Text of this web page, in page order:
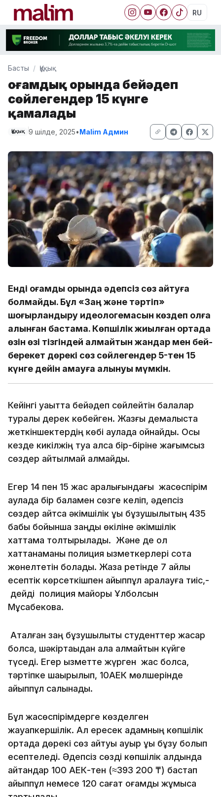
RU
Басты Құқық
Қоғамдық орында бейәдеп
сөйлегендер 15 күнге
қамалады
Құқық 9 шілде, 2025•Malim Админ
Енді қоғамдық орында әдепсіз сөз айтуға
болмайды. Бұл «Заң және тәртіп»
шоғырландыру идеологемасын көздеп қолға
алынған бастама. Көпшілік жиылған ортада
өзін өзі тізгіндей алмайтын жандар мен бей-
берекет дөрекі сөз сөйлегендер 5-тен 15
күнге дейін қамауға алынуы мүмкін.
Кейінгі уақытта бейәдеп сөйлейтін балалар
туралы дерек көбейген. Жазғы демалыста
жеткіншектердің көбі аулада ойнайды. Осы
кезде кикілжің туа қалса бір-біріне жағымсыз
сөздер айтылмай қалмайды.
Егер 14 пен 15 жас аралығындағы жасөспірім
аулада бір баламен сөзге келіп, әдепсіз
сөздер айтса әкімшілік құқық бұзушылықтың 435
бабы бойынша заңды өкіліне әкімшілік
хаттама толтырылады. Және де ол
хаттанаманы полиция қызметкерлері сотқа
жөнелтетін болады. Жаза ретінде 7 айлық
есептік көрсеткішпен айыппұл арқалауға тиіс,-
дейді полиция майоры Ұлболсын
Мұсабекова.
Аталған заң бұзушылықты студенттер жасар
болса, шәкіртақыдан ала алмайтын күйге
түседі. Егер қызметте жүрген жас болса,
тәртіпке шақырылып, 10АЕК мөлшерінде
айыппұл салынады.
Бұл жасөспірімдерге көзделген
жауапкершілік. Ал ересек адамның көпшілік
ортада дөрекі сөз айтуы ауыр құқық бұзу болып
есептеледі. Әдепсіз сөзді көпшілік алдында
айтқандар 100 АЕК-тен (≈393 200 ₸) бастап
айыппұл немесе 120 сағат қоғамдық жұмысқа